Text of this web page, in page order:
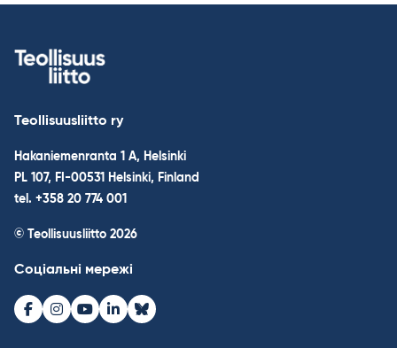
Teollisuusliitto ry
Hakaniemenranta 1 A, Helsinki
PL 107, FI-00531 Helsinki, Finland
tel. +358 20 774 001
© Teollisuusliitto 2026
Соціальні мережі
Facebook
Instagram
Youtube
LinkedInBluesky